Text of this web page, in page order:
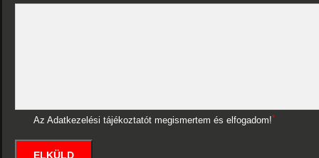
Az Adatkezelési tájékoztatót megismertem és elfogadom!*